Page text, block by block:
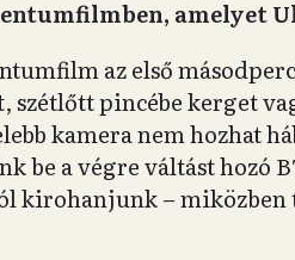
amelyet
az első
szétlőtt pincébe kerget
kamera nem hozhat
be a végre váltást hozó
kirohanjunk – miközben